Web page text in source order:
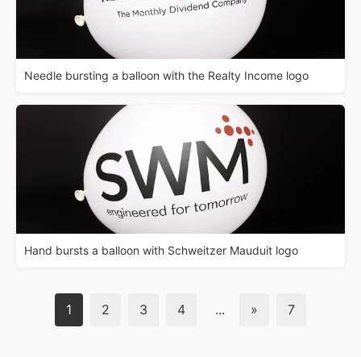
Needle bursting a balloon with the Realty Income logo
Hand bursts a balloon with Schweitzer Mauduit logo
1 2 3 4 ... » 7